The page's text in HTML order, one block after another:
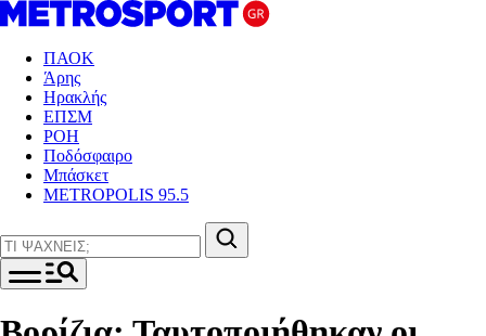
ΠΑΟΚ
Άρης
Ηρακλής
ΕΠΣΜ
ΡΟΗ
Ποδόσφαιρο
Μπάσκετ
METROPOLIS 95.5